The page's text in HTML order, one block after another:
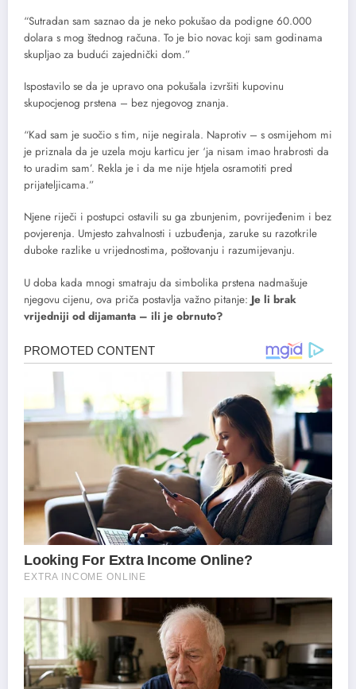
“Sutradan sam saznao da je neko pokušao da podigne 60.000
dolara s mog štednog računa. To je bio novac koji sam godinama
skupljao za budući zajednički dom.”
Ispostavilo se da je upravo ona pokušala izvršiti kupovinu
skupocjenog prstena – bez njegovog znanja.
“Kad sam je suočio s tim, nije negirala. Naprotiv – s osmijehom mi
je priznala da je uzela moju karticu jer ‘ja nisam imao hrabrosti da
to uradim sam’. Rekla je i da me nije htjela osramotiti pred
prijateljicama.”
Njene riječi i postupci ostavili su ga zbunjenim, povrijeđenim i bez
povjerenja. Umjesto zahvalnosti i uzbuđenja, zaruke su razotkrile
duboke razlike u vrijednostima, poštovanju i razumijevanju.
U doba kada mnogi smatraju da simbolika prstena nadmašuje
njegovu cijenu, ova priča postavlja važno pitanje: Je li brak
vrijedniji od dijamanta – ili je obrnuto?